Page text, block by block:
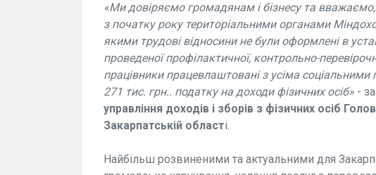
«Ми довіряємо громадянам і бізнесу та
з початку року територіальними органами
якими трудові відносини не були оформлені в
проведеної профілактичної, контрольно-
працівники працевлаштовані з усіма
271 тис. грн.. податку на доходи фізичних осіб» -
управління доходів і зборів з фізичних осіб
Закарпатській області.
Найбільш розвиненими та актуальними для